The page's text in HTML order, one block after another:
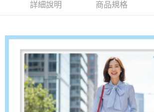
詳細說明 商品規格